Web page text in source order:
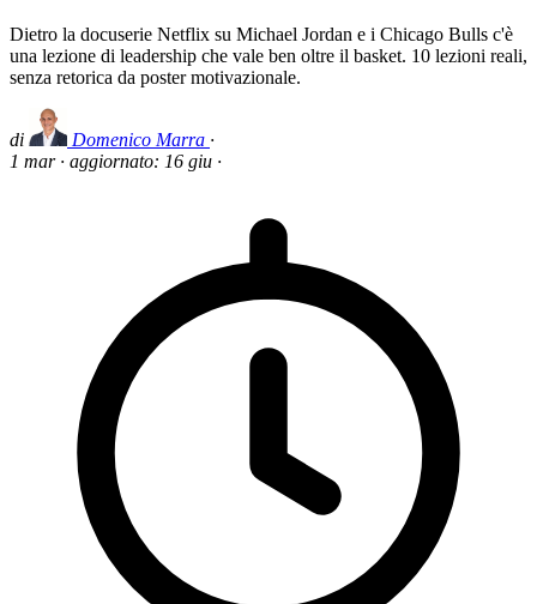
Dietro la docuserie Netflix su Michael Jordan e i Chicago Bulls c'è
una lezione di leadership che vale ben oltre il basket. 10 lezioni reali,
senza retorica da poster motivazionale.
di Domenico Marra ·
1 mar · aggiornato: 16 giu ·